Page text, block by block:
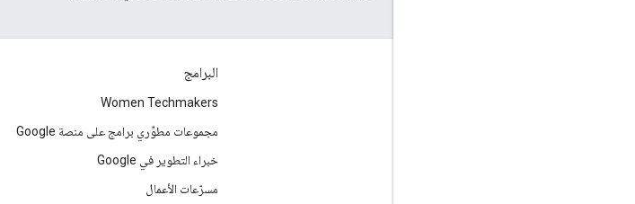
البرامج
Women Techmakers
مجموعات مطوِّري برامج على منصة Google
خبراء التطوير في Google
مسرّعات الأعمال